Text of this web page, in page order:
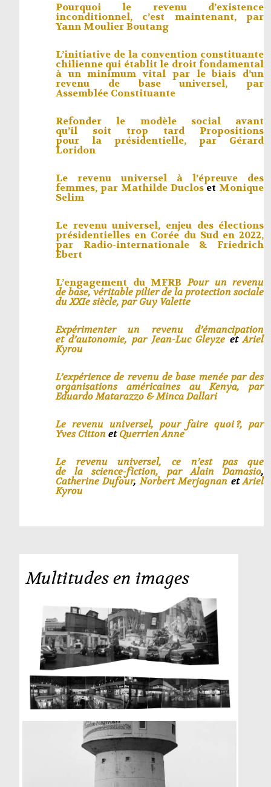
Pourquoi le revenu d’existence
inconditionnel, c’est maintenant, par
Yann Moulier Boutang
L’initiative de la convention constituante
chilienne qui établit le droit fondamental
à un minimum vital par le biais d’un
revenu de base universel, par
Assemblée Constituante
Refonder le modèle social avant
qu’il soit trop tard Propositions
pour la présidentielle, par Gérard
Loridon
Le revenu universel à l’épreuve des
femmes, par Mathilde Ducloset Monique
Selim
Le revenu universel, enjeu des élections
présidentielles en Corée du Sud en 2022,
par Radio-internationale & Friedrich
Ebert
L’engagement du MFRBPour un revenu
de base, véritable pilier de la protection sociale
du XXIe siècle, parGuy Valette
Expérimenter un revenu d’émancipation
et d’autonomie, parJean-Luc Gleyze etAriel
Kyrou
L’expérience de revenu de base menée par des
organisations américaines au Kenya, par
Eduardo Matarazzo & Minca Dallari
Le revenu universel, pour faire quoi ?, par
Yves CittonetQuerrien Anne
Le revenu universel, ce n’est pas que
de la science-fiction, parAlain Damasio,
Catherine Dufour,Norbert Merjagnan etAriel
Kyrou
Multitudesen images